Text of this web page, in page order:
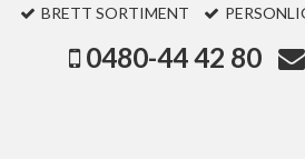
BRETT SORTIMENT
0480-44 42 80